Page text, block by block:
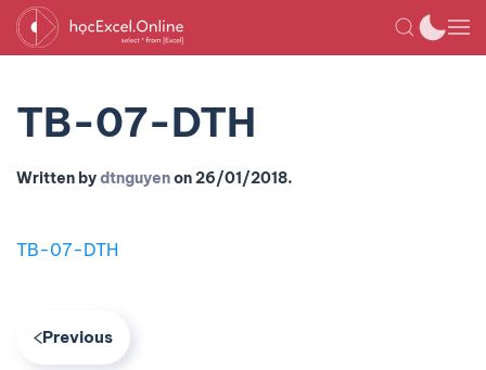
TB-07-DTH
Written bydtnguyenon26/01/2018.
TB-07-DTH
Previous